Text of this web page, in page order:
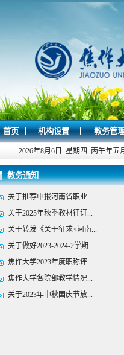
首页 | 机构设置 | 教务管
2026年8月6日 星期四 丙午年五
教务通知
关于推荐申报河南省职业...
关于2025年秋季教材征订...
关于转发《关于征求<河南...
关于做好2023-2024-2学期...
焦作大学2023年度职称评...
焦作大学各院部教学情况...
关于2023年中秋国庆节放...